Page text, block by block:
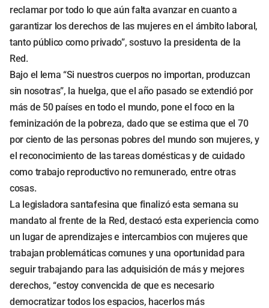
reclamar por todo lo que aún falta avanzar en cuanto a
garantizar los derechos de las mujeres en el ámbito laboral,
tanto público como privado”, sostuvo la presidenta de la
Red.
Bajo el lema “Si nuestros cuerpos no importan, produzcan
sin nosotras”, la huelga, que el año pasado se extendió por
más de 50 países en todo el mundo, pone el foco en la
feminización de la pobreza, dado que se estima que el 70
por ciento de las personas pobres del mundo son mujeres, y
el reconocimiento de las tareas domésticas y de cuidado
como trabajo reproductivo no remunerado, entre otras
cosas.
La legisladora santafesina que finalizó esta semana su
mandato al frente de la Red, destacó esta experiencia como
un lugar de aprendizajes e intercambios con mujeres que
trabajan problemáticas comunes y una oportunidad para
seguir trabajando para las adquisición de más y mejores
derechos, “estoy convencida de que es necesario
democratizar todos los espacios, hacerlos más